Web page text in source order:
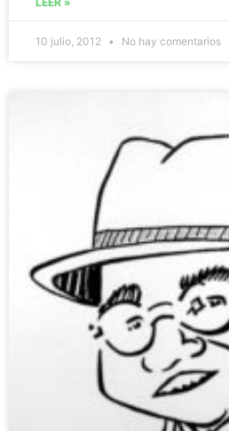
10 julio, 2012 No hay comentarios